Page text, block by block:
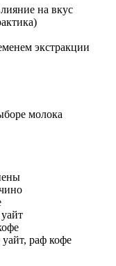
на вкус
экстракции
молока
раф кофе